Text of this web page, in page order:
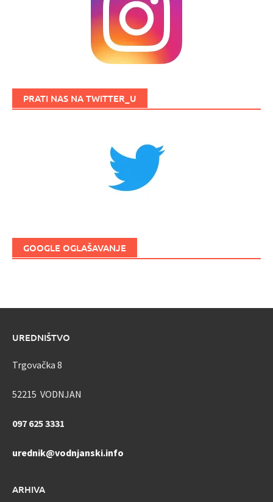
PRATI NAS NA TWITTER_U
GOOGLE OGLAŠAVANJE
UREDNIŠTVO
Trgovačka 8
52215 VODNJAN
097 625 3331
urednik@vodnjanski.info
ARHIVA